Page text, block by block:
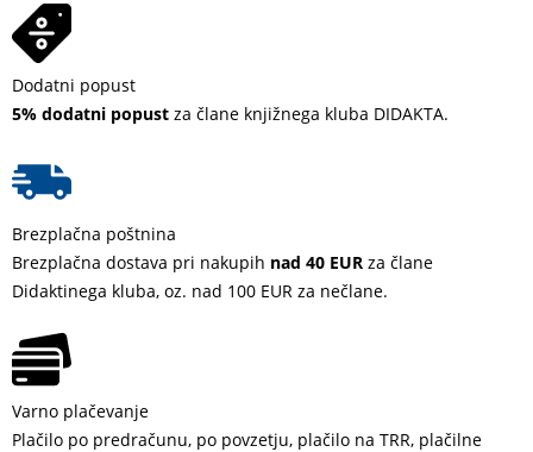
Dodatni popust
5% dodatni popust za člane knjižnega kluba DIDAKTA.
Brezplačna poštnina
Brezplačna dostava pri nakupih nad 40 EUR za člane
Didaktinega kluba, oz. nad 100 EUR za nečlane.
Varno plačevanje
Plačilo po predračunu, po povzetju, plačilo na TRR, plačilne